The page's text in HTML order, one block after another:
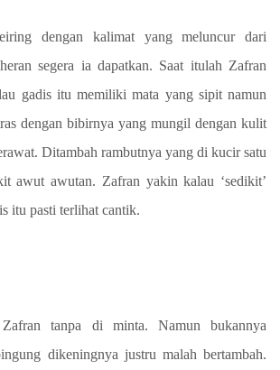
dengan kalimat yang meluncur dari
segera ia dapatkan. Saat itulah Zafran
gadis itu memiliki mata yang sipit namun
dengan bibirnya yang mungil dengan kulit
Ditambah rambutnya yang di kucir satu
awut awutan. Zafran yakin kalau ‘sedikit’
itu pasti terlihat cantik.
tanpa di minta. Namun bukannya
dikeningnya justru malah bertambah.